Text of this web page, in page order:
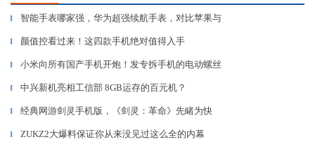
▎ 智能手表哪家强，华为超强续航手表，对比苹果与
▎ 颜值控看过来！这四款手机绝对值得入手
▎ 小米向所有国产手机开炮！发专拆手机的电动螺丝
▎ 中兴新机亮相工信部 8GB运存的百元机？
▎ 经典网游剑灵手机版，《剑灵：革命》先睹为快
▎ ZUKZ2大爆料保证你从来没见过这么全的内幕